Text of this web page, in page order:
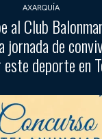
AXARQUÍA
al Club
jornada de
este deporte en